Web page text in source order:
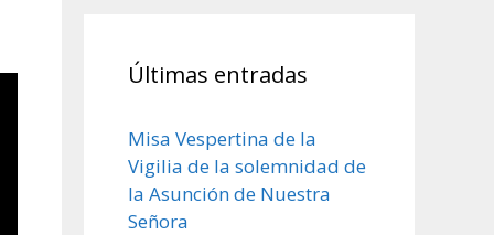
Últimas entradas
Misa Vespertina de la
Vigilia de la solemnidad de
la Asunción de Nuestra
Señora